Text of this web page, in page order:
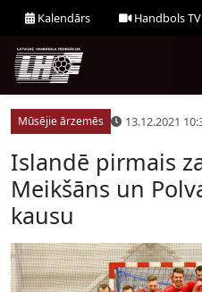
Kalendārs Handbols TV
Mūsējie ārzemēs 13.12.2021
Islandē pirmais
Meikšāns un
kausu